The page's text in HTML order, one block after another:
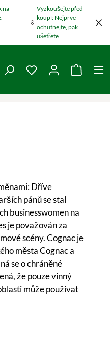
na
Vyzkoušejte před
koupí: Nejprve
ochutnejte, pak
ušetřete
Máte 0 položky v
Dříve
pánů se stal
businesswomen na
je považován za
scény. Cognac je
města Cognac a
se o chráněné
že pouze vinný
může používat